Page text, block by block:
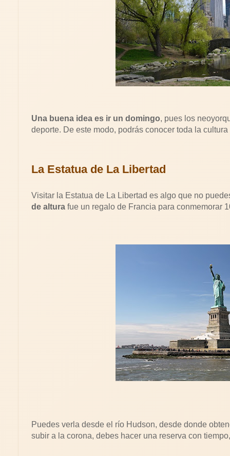
Una buena idea es ir un domingo, pues los
deporte. De este modo, podrás conocer toda la
La Estatua de La Libertad
Visitar la Estatua de La Libertad es algo que no
de altura fue un regalo de Francia para conmemorar
Puedes verla desde el río Hudson, desde donde
subir a la corona, debes hacer una reserva con